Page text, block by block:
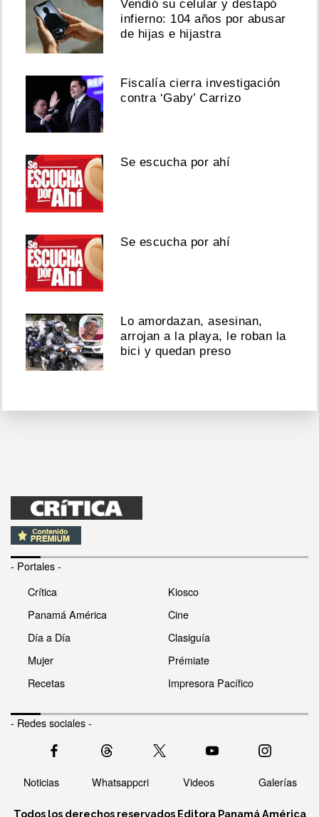
Vendió su celular y destapó
infierno: 104 años por abusar
de hijas e hijastra
Fiscalía cierra investigación
contra ‘Gaby’ Carrizo
Se escucha por ahí
Se escucha por ahí
Lo amordazan, asesinan,
arrojan a la playa, le roban la
bici y quedan preso
- Portales -
Crítica
Panamá América
Día a Día
Mujer
Recetas
Kiosco
Cine
Clasiguía
Prémiate
Impresora Pacífico
- Redes sociales -
Noticias Whatsappcri Videos Galerías
Todos los derechos reservados Editora Panamá América